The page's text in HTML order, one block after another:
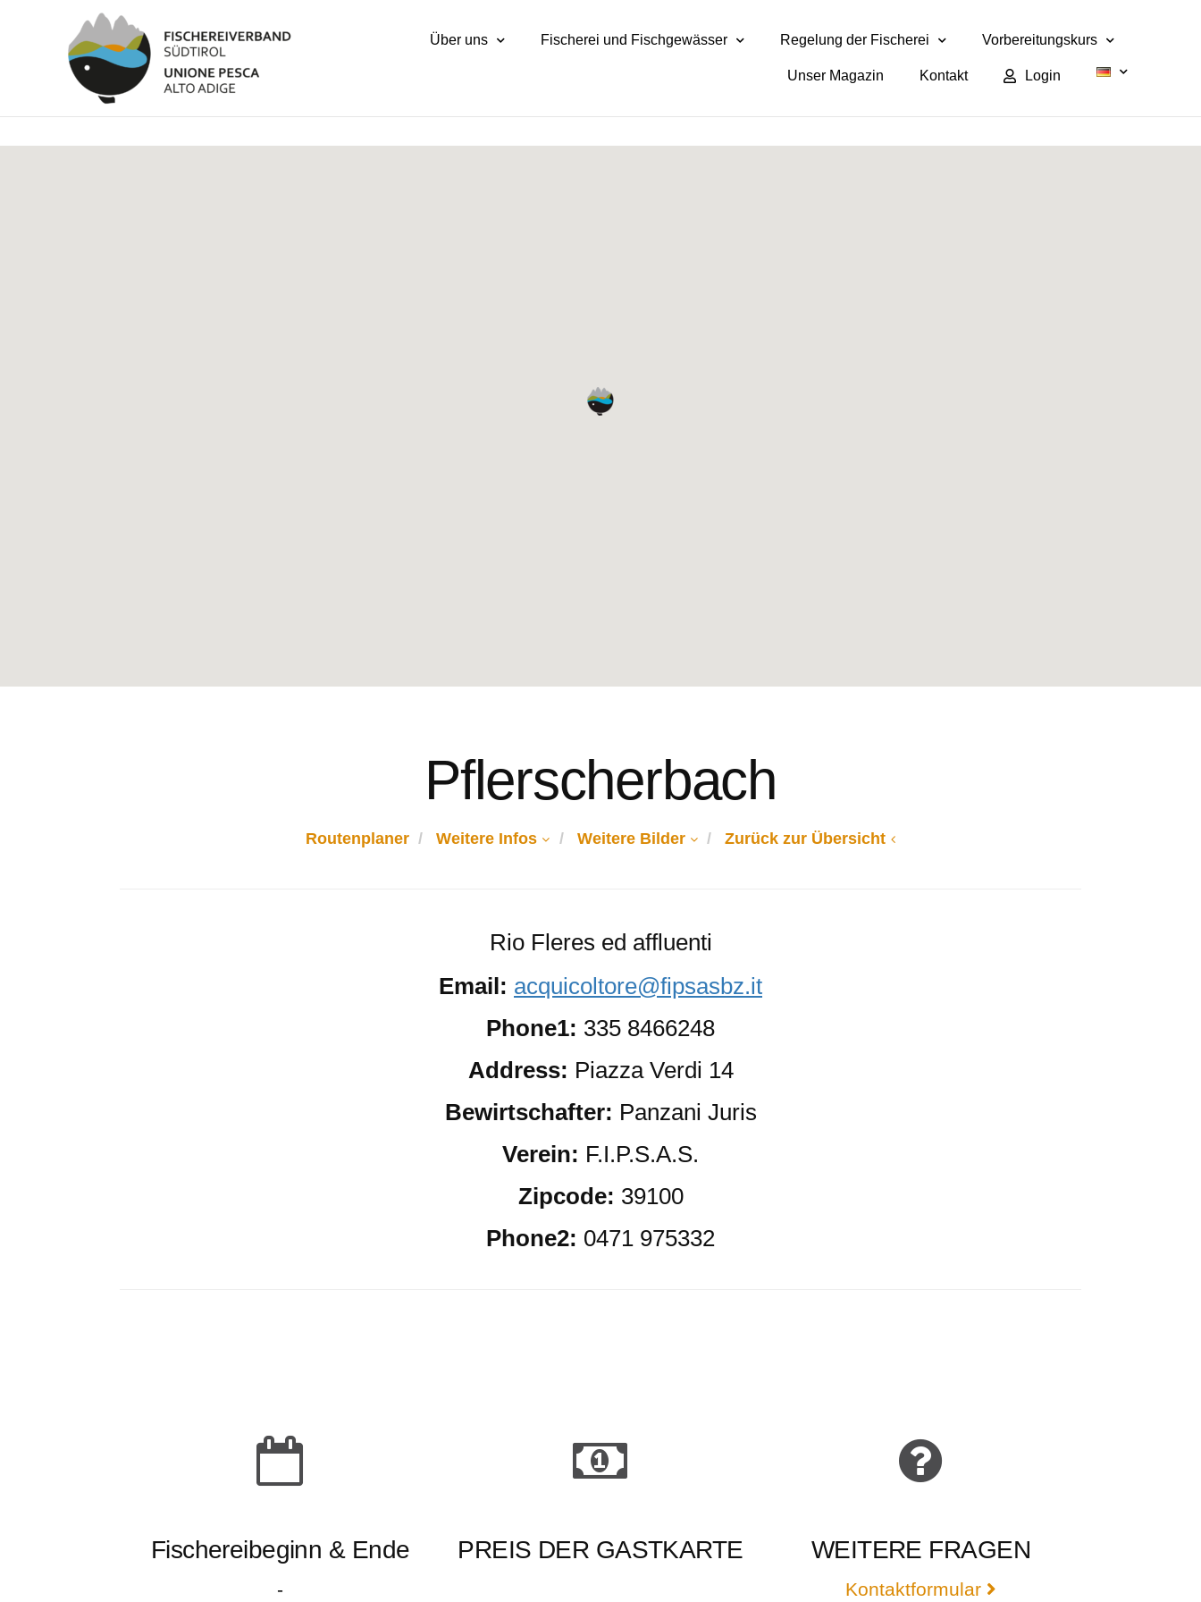
Über uns Fischerei und Fischgewässer Regelung der Fischerei Vorbereitungskurs
Unser Magazin Kontakt Login
Pflerscherbach
Routenplaner Weitere Infos Weitere Bilder Zurück zur Übersicht
Rio Fleres ed affluenti
Email: acquicoltore@fipsasbz.it
Phone1: 335 8466248
Address: Piazza Verdi 14
Bewirtschafter: Panzani Juris
Verein: F.I.P.S.A.S.
Zipcode: 39100
Phone2: 0471 975332
Fischereibeginn & Ende
-
PREIS DER GASTKARTE WEITERE FRAGEN
Kontaktformular